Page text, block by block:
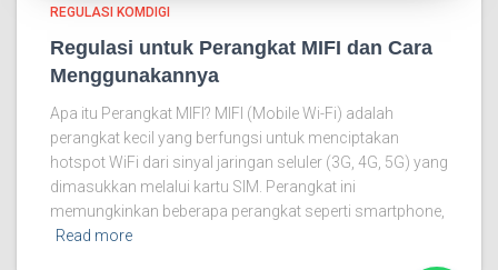
REGULASI KOMDIGI
Regulasi untuk Perangkat MIFI dan Cara
Menggunakannya
Apa itu Perangkat MIFI? MIFI (Mobile Wi-Fi) adalah
perangkat kecil yang berfungsi untuk menciptakan
hotspot WiFi dari sinyal jaringan seluler (3G, 4G, 5G) yang
dimasukkan melalui kartu SIM. Perangkat ini
memungkinkan beberapa perangkat seperti smartphone,
Read more